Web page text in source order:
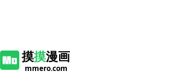
摸摸漫画
mmero.com